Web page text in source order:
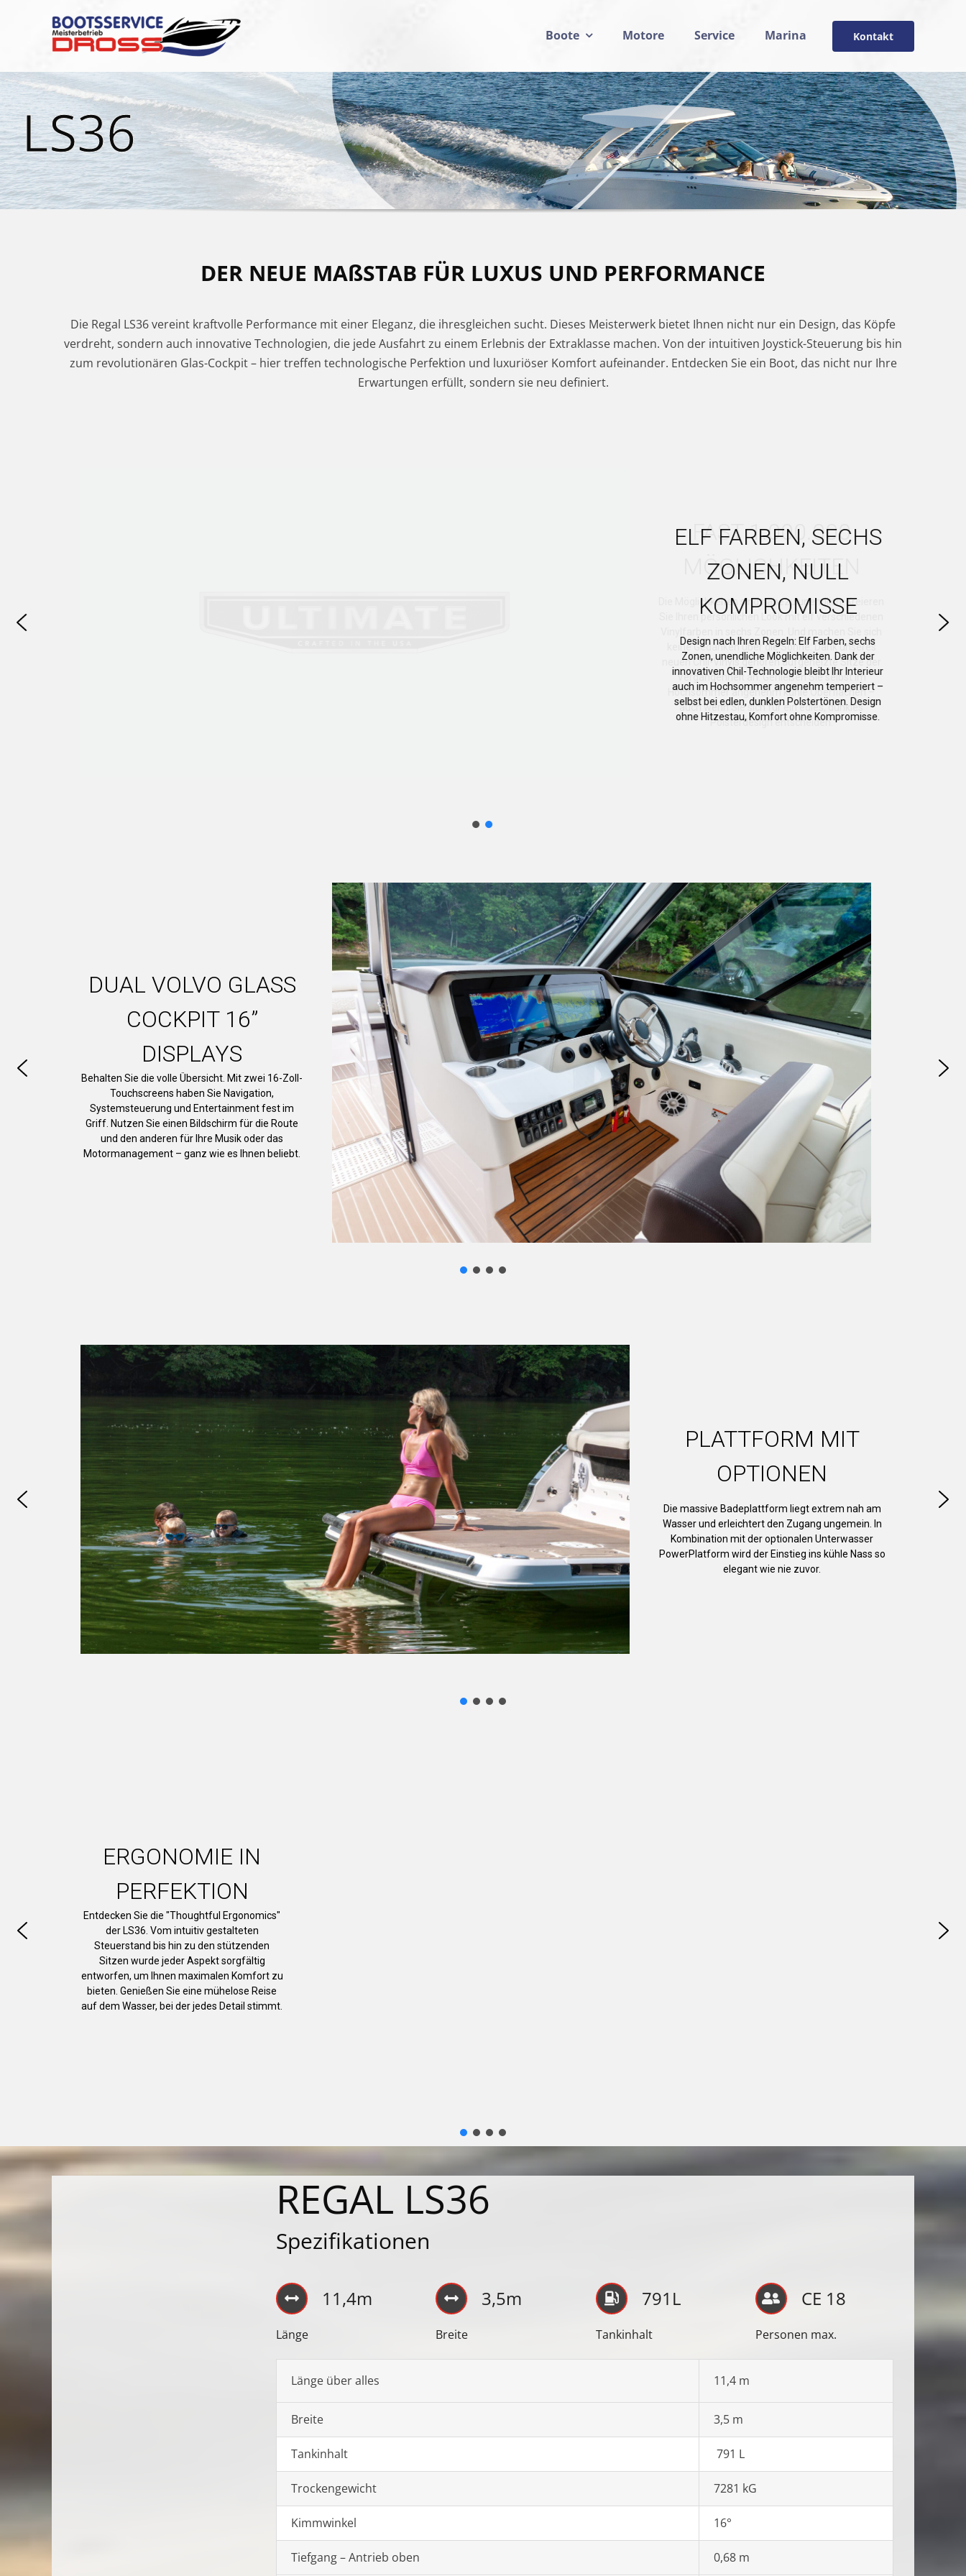
Boote Motore Service Marina Kontakt
LS36
DER NEUE MAßSTAB FÜR LUXUS UND PERFORMANCE
Die Regal LS36 vereint kraftvolle Performance mit einer Eleganz, die ihresgleichen sucht. Dieses Meisterwerk bietet Ihnen nicht nur ein Design, das Köpfe
verdreht, sondern auch innovative Technologien, die jede Ausfahrt zu einem Erlebnis der Extraklasse machen. Von der intuitiven Joystick-Steuerung bis hin
zum revolutionären Glas-Cockpit – hier treffen technologische Perfektion und luxuriöser Komfort aufeinander. Entdecken Sie ein Boot, das nicht nur Ihre
Erwartungen erfüllt, sondern sie neu definiert.
ELF FARBEN, SECHS
ZONEN, NULL
KOMPROMISSE
Design nach Ihren Regeln: Elf Farben, sechs
Zonen, unendliche Möglichkeiten. Dank der
innovativen Chil-Technologie bleibt Ihr Interieur
auch im Hochsommer angenehm temperiert –
selbst bei edlen, dunklen Polstertönen. Design
ohne Hitzestau, Komfort ohne Kompromisse.
DUAL VOLVO GLASS
COCKPIT 16”
DISPLAYS
Behalten Sie die volle Übersicht. Mit zwei 16-Zoll-
Touchscreens haben Sie Navigation,
Systemsteuerung und Entertainment fest im
Griff. Nutzen Sie einen Bildschirm für die Route
und den anderen für Ihre Musik oder das
Motormanagement – ganz wie es Ihnen beliebt.
PLATTFORM MIT
OPTIONEN
Die massive Badeplattform liegt extrem nah am
Wasser und erleichtert den Zugang ungemein. In
Kombination mit der optionalen Unterwasser
PowerPlatform wird der Einstieg ins kühle Nass so
elegant wie nie zuvor.
ERGONOMIE IN
PERFEKTION
Entdecken Sie die "Thoughtful Ergonomics"
der LS36. Vom intuitiv gestalteten
Steuerstand bis hin zu den stützenden
Sitzen wurde jeder Aspekt sorgfältig
entworfen, um Ihnen maximalen Komfort zu
bieten. Genießen Sie eine mühelose Reise
auf dem Wasser, bei der jedes Detail stimmt.
REGAL LS36
Spezifikationen
11,4m
Länge
3,5m
Breite
791L
Tankinhalt
CE 18
Personen max.
Länge über alles 11,4 m
Breite 3,5 m
Tankinhalt 791 L
Trockengewicht 7281 kG
Kimmwinkel 16°
Tiefgang – Antrieb oben 0,68 m